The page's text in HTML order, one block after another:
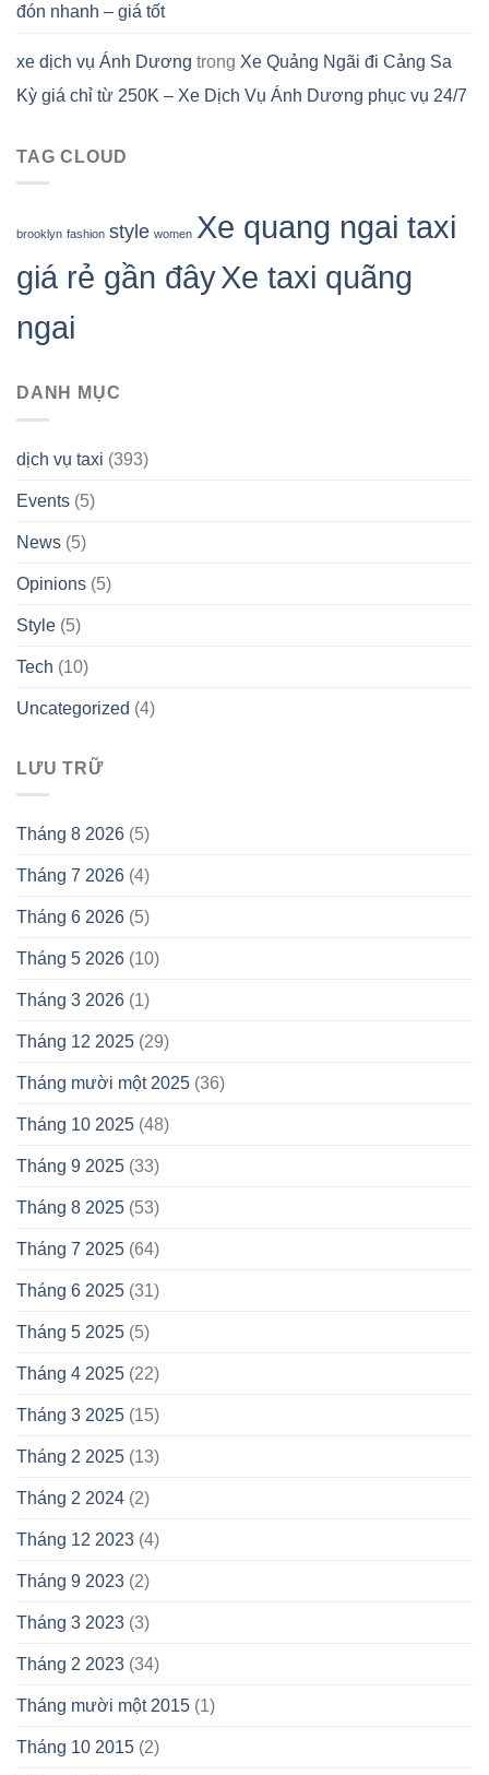
đón nhanh – giá tốt
xe dịch vụ Ánh Dương trong Xe Quảng Ngãi đi Cảng Sa
Kỳ giá chỉ từ 250K – Xe Dịch Vụ Ánh Dương phục vụ 24/7
TAG CLOUD
brooklyn fashion style women Xe quang ngai taxi
giá rẻ gần đâyXe taxi quãng
ngai
DANH MỤC
dịch vụ taxi (393)
Events (5)
News (5)
Opinions (5)
Style (5)
Tech (10)
Uncategorized (4)
LƯU TRỮ
Tháng 8 2026 (5)
Tháng 7 2026 (4)
Tháng 6 2026 (5)
Tháng 5 2026 (10)
Tháng 3 2026 (1)
Tháng 12 2025 (29)
Tháng mười một 2025 (36)
Tháng 10 2025 (48)
Tháng 9 2025 (33)
Tháng 8 2025 (53)
Tháng 7 2025 (64)
Tháng 6 2025 (31)
Tháng 5 2025 (5)
Tháng 4 2025 (22)
Tháng 3 2025 (15)
Tháng 2 2025 (13)
Tháng 2 2024 (2)
Tháng 12 2023 (4)
Tháng 9 2023 (2)
Tháng 3 2023 (3)
Tháng 2 2023 (34)
Tháng mười một 2015 (1)
Tháng 10 2015 (2)